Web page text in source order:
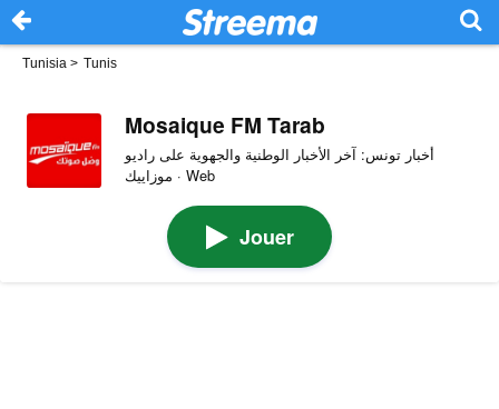
Tunisia > Tunis
Mosaique FM Tarab
أخبار تونس: آخر الأخبار الوطنية والجهوية على راديو
موزاييك · Web
Jouer